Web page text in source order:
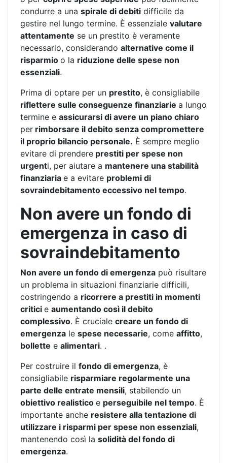
condurre a una spirale di debiti difficile da
gestire nel lungo termine. È essenziale valutare
attentamente se un prestito è veramente
necessario, considerando alternative come il
risparmio o la riduzione delle spese non
essenziali.
Prima di optare per un prestito, è consigliabile
riflettere sulle conseguenze finanziarie a lungo
termine e assicurarsi di avere un piano chiaro
per rimborsare il debito senza compromettere
il proprio bilancio personale. È sempre meglio
evitare di prendere prestiti per spese non
urgenti, per aiutare a mantenere una stabilità
finanziaria e a evitare problemi di
sovraindebitamento eccessivo nel tempo.
Non avere un fondo di
emergenza in caso di
sovraindebitamento
Non avere un fondo di emergenza può risultare
un problema in situazioni finanziarie difficili,
costringendo a ricorrere a prestiti in momenti
critici e aumentando così il debito
complessivo. È cruciale creare un fondo di
emergenza le spese necessarie, come affitto,
bollette e alimentari. .
Per costruire il fondo di emergenza, è
consigliabile risparmiare regolarmente una
parte delle entrate mensili, stabilendo un
obiettivo realistico e perseguibile nel tempo. È
importante anche resistere alla tentazione di
utilizzare i risparmi per spese non essenziali,
mantenendo così la solidità del fondo di
emergenza.